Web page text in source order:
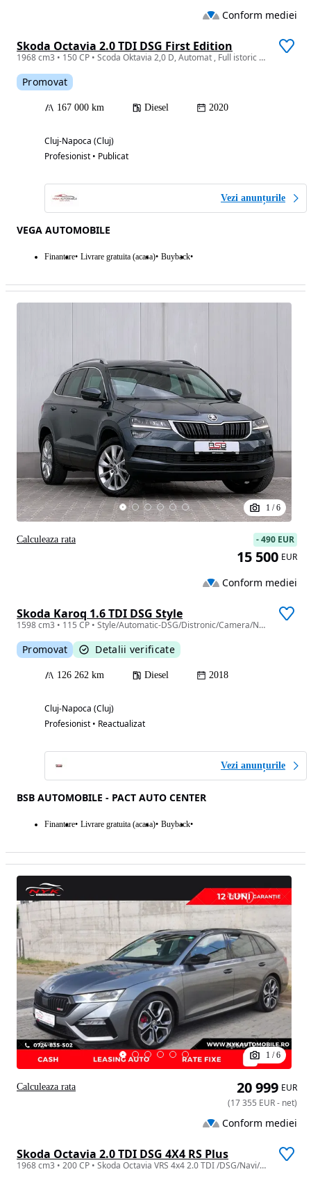
Skoda Octavia 2.0 TDI DSG First Edition
1968 cm3 • 150 CP • Scoda Oktavia 2,0 D, Automat , Full istoric Skoda , Garantie, Rate
Promovat
167 000 km Diesel 2020
Cluj-Napoca (Cluj)
Profesionist • Publicat
Vezi anunțurile
VEGA AUTOMOBILE
Finantare Livrare gratuita (acasa) Buyback
Conform mediei
1 /6
Skoda Karoq 1.6 TDI DSG Style
1598 cm3 • 115 CP • Style/Automatic-DSG/Distronic/Camera/Navi Mare/Lumini Ambientale/Led
Promovat Detalii verificate
126 262 km Diesel 2018
Cluj-Napoca (Cluj)
Profesionist • Reactualizat
Vezi anunțurile
BSB AUTOMOBILE - PACT AUTO CENTER
Finantare Livrare gratuita (acasa) Buyback
-490 EUR
15 500 EUR
Conform mediei
Calculeaza rata
1 /6
Skoda Octavia 2.0 TDI DSG 4X4 RS Plus
1968 cm3 • 200 CP • Skoda Octavia VRS 4x4 2.0 TDI /DSG/Navi/Rate fixe/Garantie/Leasing
20 999 EUR
(17 355 EUR- net)
Conform mediei
Calculeaza rata